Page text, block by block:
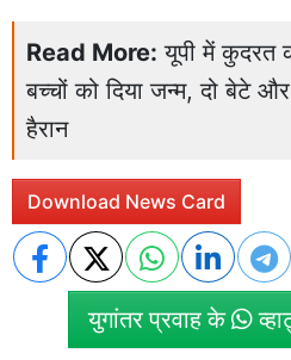
Read More: यूपी में कुदरत
बच्चों को दिया जन्म, दो बेटे
हैरान
Download News Card
युगांतर प्रवाह के